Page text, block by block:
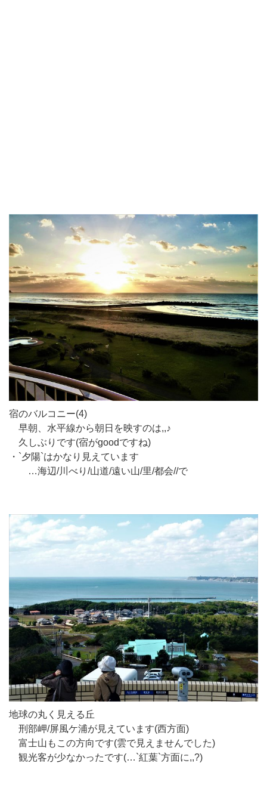
宿のバルコニー(4)
早朝、水平線から朝日を映すのは,,♪
久しぶりです(宿がgoodですね)
・`夕陽`はかなり見えています
…海辺/川べり/山道/遠い山/里/都会//で
地球の丸く見える丘
刑部岬/屏風ケ浦が見えています(西方面)
富士山もこの方向です(雲で見えませんでした)
観光客が少なかったです(…`紅葉`方面に,,?)